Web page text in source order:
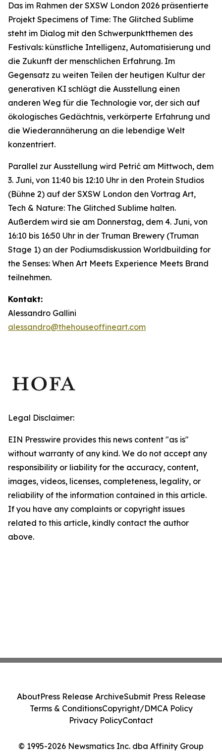
Das im Rahmen der SXSW London 2026 präsentierte
Projekt Specimens of Time: The Glitched Sublime
steht im Dialog mit den Schwerpunktthemen des
Festivals: künstliche Intelligenz, Automatisierung und
die Zukunft der menschlichen Erfahrung. Im
Gegensatz zu weiten Teilen der heutigen Kultur der
generativen KI schlägt die Ausstellung einen
anderen Weg für die Technologie vor, der sich auf
ökologisches Gedächtnis, verkörperte Erfahrung und
die Wiederannäherung an die lebendige Welt
konzentriert.
Parallel zur Ausstellung wird Petrić am Mittwoch, dem
3. Juni, von 11:40 bis 12:10 Uhr in den Protein Studios
(Bühne 2) auf der SXSW London den Vortrag Art,
Tech & Nature: The Glitched Sublime halten.
Außerdem wird sie am Donnerstag, dem 4. Juni, von
16:10 bis 16:50 Uhr in der Truman Brewery (Truman
Stage 1) an der Podiumsdiskussion Worldbuilding for
the Senses: When Art Meets Experience Meets Brand
teilnehmen.
Kontakt:
Alessandro Gallini
alessandro@thehouseoffineart.com
Legal Disclaimer:
EIN Presswire provides this news content "as is"
without warranty of any kind. We do not accept any
responsibility or liability for the accuracy, content,
images, videos, licenses, completeness, legality, or
reliability of the information contained in this article.
If you have any complaints or copyright issues
related to this article, kindly contact the author
above.
© 1995-2026 Newsmatics Inc. dba Affinity Group
AboutPress Release ArchiveSubmit Press Release
Terms & ConditionsCopyright/DMCA Policy
Privacy PolicyContact